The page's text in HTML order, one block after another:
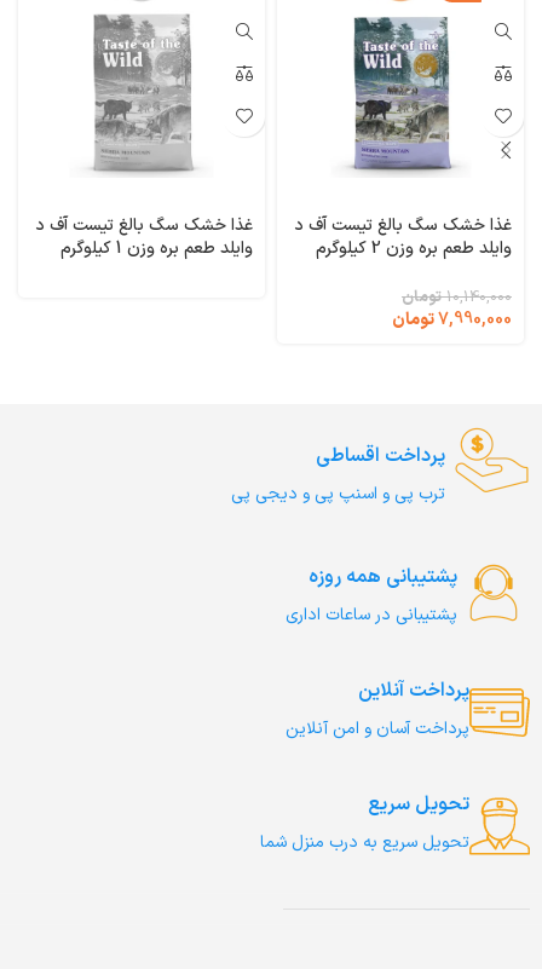
غذا خشک سگ بالغ تیست آف د
وایلد طعم بره وزن 2 کیلوگرم
Mountain
10,140,000 تومان
7,990,000تومان
غذا خشک سگ بالغ تیست آف د
وایلد طعم بره وزن 1 کیلوگرم
پرداخت اقساطی
ترب‌ پی و اسنپ پی و دیجی پی
پشتیبانی همه روزه
پشتیبانی در ساعات اداری
پرداخت آنلاین
پرداخت آسان و امن آنلاین
تحویل سریع
تحویل سریع به درب منزل شما